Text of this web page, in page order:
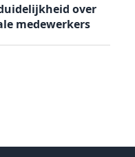
over
medewerkers